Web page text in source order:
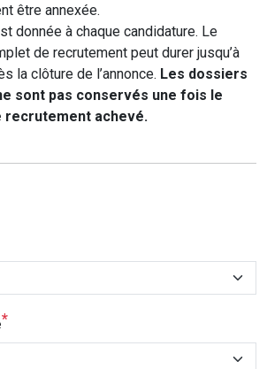
être annexée.
donnée à chaque candidature. Le
de recrutement peut durer jusqu’à
la clôture de l’annonce. Les dossiers
sont pas conservés une fois le
recrutement achevé.